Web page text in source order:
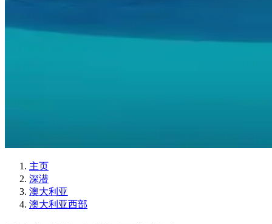
主页
深潜
澳大利亚
澳大利亚西部